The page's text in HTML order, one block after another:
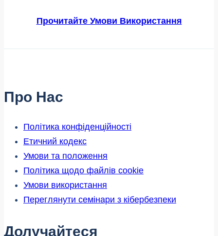
Прочитайте Умови Використання
Про Нас
Політика конфіденційності
Етичний кодекс
Умови та положення
Політика щодо файлів cookie
Умови використання
Переглянути семінари з кібербезпеки
Долучайтеся